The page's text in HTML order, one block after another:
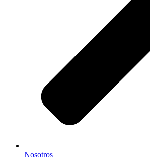
Nosotros